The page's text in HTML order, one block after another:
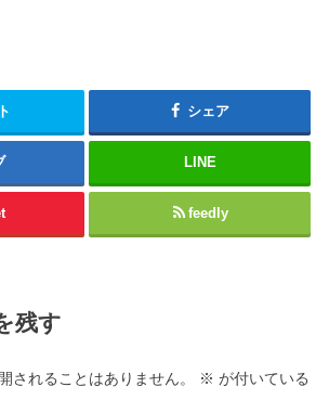
シェア
LINE
feedly
残す
されることはありません。 ※ が付いている